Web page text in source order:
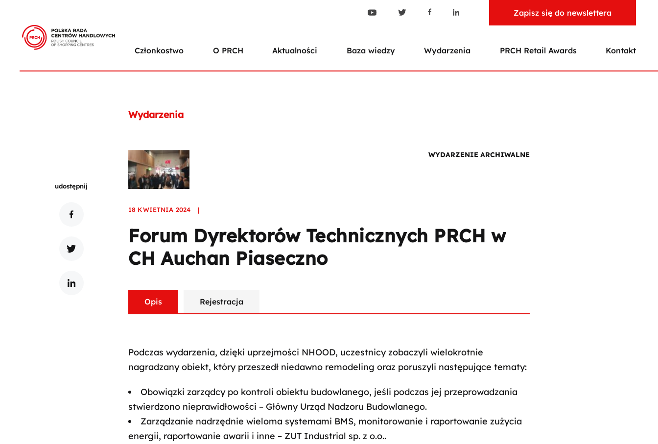
Zapisz się do newslettera
Członkostwo O PRCH Aktualności Baza wiedzy Wydarzenia PRCH Retail Awards Kontakt
Wydarzenia
WYDARZENIE ARCHIWALNE
18 KWIETNIA 2024 |
Forum Dyrektorów Technicznych PRCH w
CH Auchan Piaseczno
udostępnij
Opis Rejestracja
Podczas wydarzenia, dzięki uprzejmości NHOOD, uczestnicy zobaczyli wielokrotnie
nagradzany obiekt, który przeszedł niedawno remodeling oraz poruszyli następujące tematy:
Obowiązki zarządcy po kontroli obiektu budowlanego, jeśli podczas jej przeprowadzania
stwierdzono nieprawidłowości – Główny Urząd Nadzoru Budowlanego.
Zarządzanie nadrzędnie wieloma systemami BMS, monitorowanie i raportowanie zużycia
energii, raportowanie awarii i inne – ZUT Industrial sp. z o.o..